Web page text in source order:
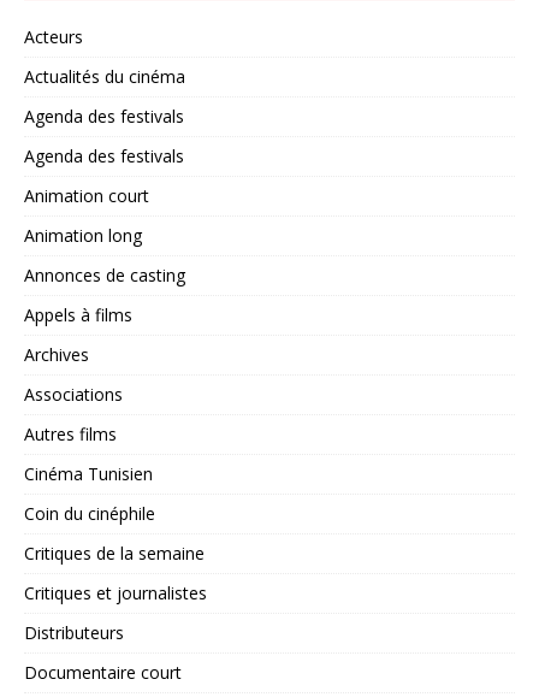
Acteurs
Actualités du cinéma
Agenda des festivals
Agenda des festivals
Animation court
Animation long
Annonces de casting
Appels à films
Archives
Associations
Autres films
Cinéma Tunisien
Coin du cinéphile
Critiques de la semaine
Critiques et journalistes
Distributeurs
Documentaire court